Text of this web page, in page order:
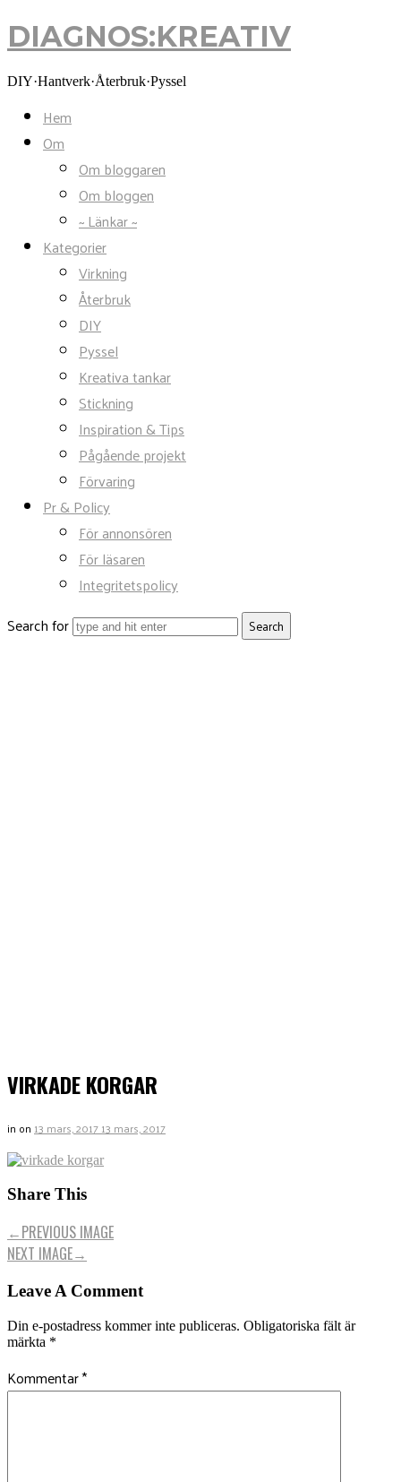
DIAGNOS:KREATIV
DIAGNOS:KREATIV
DIY·Hantverk·Återbruk·Pyssel
Hem
Om
Om bloggaren
Om bloggen
~ Länkar ~
Kategorier
Virkning
Återbruk
DIY
Pyssel
Kreativa tankar
Stickning
Inspiration & Tips
Pågående projekt
Förvaring
Pr & Policy
För annonsören
För läsaren
Integritetspolicy
Search for
VIRKADE KORGAR
in on 13 mars, 201713 mars, 2017
Share This
←PREVIOUS IMAGE
NEXT IMAGE→
Leave A Comment
Din e-postadress kommer inte publiceras. Obligatoriska fält är
märkta *
Kommentar*